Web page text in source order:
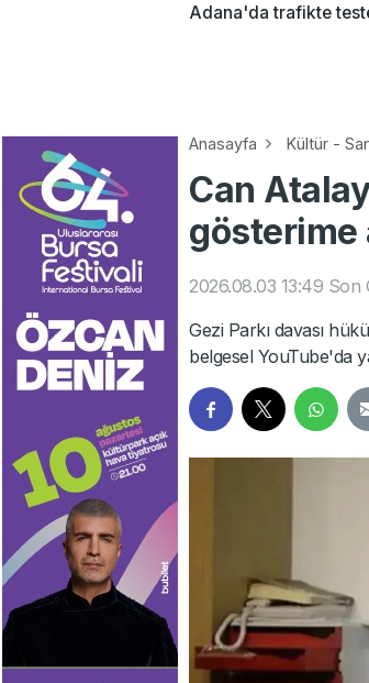
Adana'da trafikte
Anasayfa Kültür -
Can
gösterime
2026.08.03 13:49 Son
Gezi Parkı davası
belgesel YouTube'da